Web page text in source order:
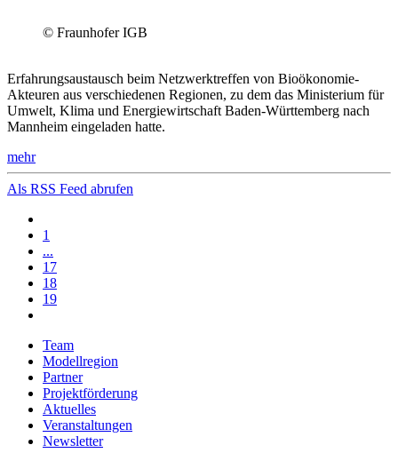
© Fraunhofer IGB
Erfahrungsaustausch beim Netzwerktreffen von Bioökonomie-
Akteuren aus verschiedenen Regionen, zu dem das Ministerium für
Umwelt, Klima und Energiewirtschaft Baden-Württemberg nach
Mannheim eingeladen hatte.
mehr
Als RSS Feed abrufen
1
...
17
18
19
Team
Modellregion
Partner
Projektförderung
Aktuelles
Veranstaltungen
Newsletter